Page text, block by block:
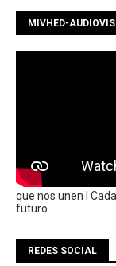
MIVHED-
que nos unen |
futuro.
REDES SOCIAL